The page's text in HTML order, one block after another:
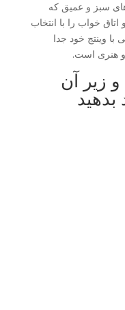
سبز و عمیق که
خواب را با انتخاب
وینتج خود جدا
و هنری است.
و زیر آن